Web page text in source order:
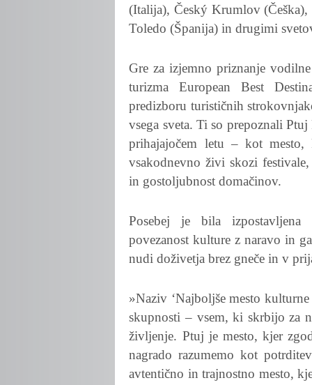
(Italija), Český Krumlov
Toledo (Španija) in drugimi
Gre za izjemno priznanje
turizma European Best
predizboru turističnih
vsega sveta. Ti so prepoznali
prihajajočem letu – kot
vsakodnevno živi skozi
in gostoljubnost domačinov.
Posebej je bila izpostavljena
povezanost kulture z naravo in
nudi doživetja brez gneče in v
»Naziv ‘Najboljše mesto
skupnosti – vsem, ki skrbijo za
življenje. Ptuj je mesto, kjer
nagrado razumemo kot
avtentično in trajnostno mesto,